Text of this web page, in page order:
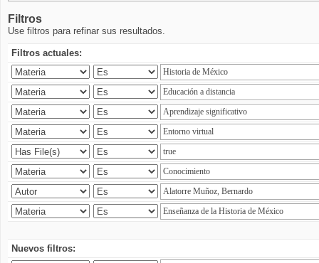
Filtros
Use filtros para refinar sus resultados.
Filtros actuales:
Nuevos filtros: